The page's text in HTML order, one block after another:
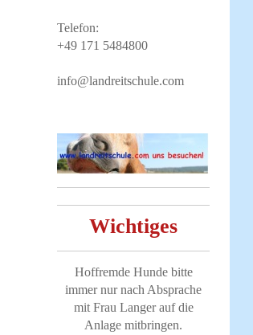
Telefon:
+49 171 5484800
info@landreitschule.com
Wichtiges
Hoffremde Hunde bitte
immer nur nach Absprache
mit Frau Langer auf die
Anlage mitbringen.